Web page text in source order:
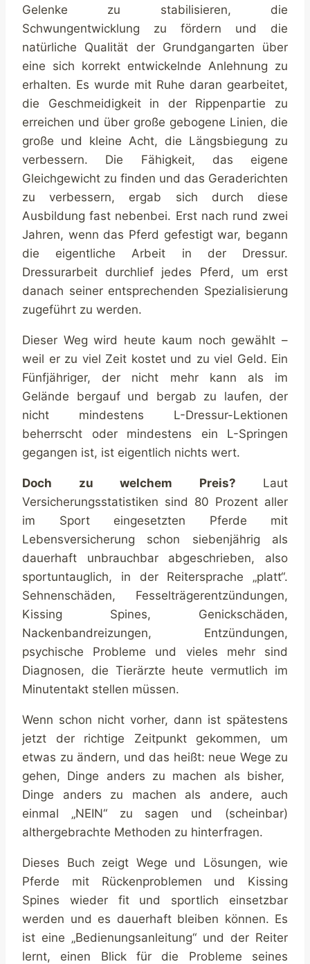
Gelenke zu stabilisieren, die
Schwungentwicklung zu fördern und die
natürliche Qualität der Grundgangarten über
eine sich korrekt entwickelnde Anlehnung zu
erhalten. Es wurde mit Ruhe daran gearbeitet,
die Geschmeidigkeit in der Rippenpartie zu
erreichen und über große gebogene Linien, die
große und kleine Acht, die Längsbiegung zu
verbessern. Die Fähigkeit, das eigene
Gleichgewicht zu finden und das Geraderichten
zu verbessern, ergab sich durch diese
Ausbildung fast nebenbei. Erst nach rund zwei
Jahren, wenn das Pferd gefestigt war, begann
die eigentliche Arbeit in der Dressur.
Dressurarbeit durchlief jedes Pferd, um erst
danach seiner entsprechenden Spezialisierung
zugeführt zu werden.
Dieser Weg wird heute kaum noch gewählt –
weil er zu viel Zeit kostet und zu viel Geld. Ein
Fünfjähriger, der nicht mehr kann als im
Gelände bergauf und bergab zu laufen, der
nicht mindestens L-Dressur-Lektionen
beherrscht oder mindestens ein L-Springen
gegangen ist, ist eigentlich nichts wert.
Doch zu welchem Preis? Laut
Versicherungsstatistiken sind 80 Prozent aller
im Sport eingesetzten Pferde mit
Lebensversicherung schon siebenjährig als
dauerhaft unbrauchbar abgeschrieben, also
sportuntauglich, in der Reitersprache „platt“.
Sehnenschäden, Fesselträgerentzündungen,
Kissing Spines, Genickschäden,
Nackenbandreizungen, Entzündungen,
psychische Probleme und vieles mehr sind
Diagnosen, die Tierärzte heute vermutlich im
Minutentakt stellen müssen.
Wenn schon nicht vorher, dann ist spätestens
jetzt der richtige Zeitpunkt gekommen, um
etwas zu ändern, und das heißt: neue Wege zu
gehen, Dinge anders zu machen als bisher,
Dinge anders zu machen als andere, auch
einmal „NEIN“ zu sagen und (scheinbar)
althergebrachte Methoden zu hinterfragen.
Dieses Buch zeigt Wege und Lösungen, wie
Pferde mit Rückenproblemen und Kissing
Spines wieder fit und sportlich einsetzbar
werden und es dauerhaft bleiben können. Es
ist eine „Bedienungsanleitung“ und der Reiter
lernt, einen Blick für die Probleme seines